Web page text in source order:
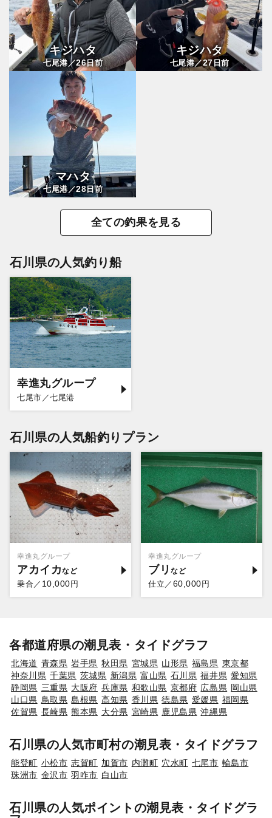
キジハタ
七尾港／26日前
キジハタ
七尾港／27日前
マハタ
七尾港／28 日前
全ての釣果を見る
石川県の人気釣り船
幸進丸グループ
七尾市／七尾港
石川県の人気船釣りプラン
幸進丸グループ
アカイカ
乗合／ 10,000 円
幸進丸グループ
ブリ
仕立／ 60,000 円
各都道府県の潮見表・タイドグラフ
北海道 青森県 岩手県 秋田県 宮城県 山形県 福島県 東京都
神奈川県 千葉県 茨城県 新潟県 富山県 石川県 福井県 愛知県
静岡県 三重県 大阪府 兵庫県 和歌山県 京都府 広島県 岡山県
山口県 鳥取県 島根県 高知県 香川県 徳島県 愛媛県 福岡県
佐賀県 長崎県 熊本県 大分県 宮崎県 鹿児島県 沖縄県
石川県の人気市町村の潮見表・タイドグラフ
能登町 小松市 志賀町 加賀市 内灘町 穴水町 七尾市 輪島市
珠洲市 金沢市 羽咋市 白山市
石川県の人気ポイントの潮見表・タイドグラ